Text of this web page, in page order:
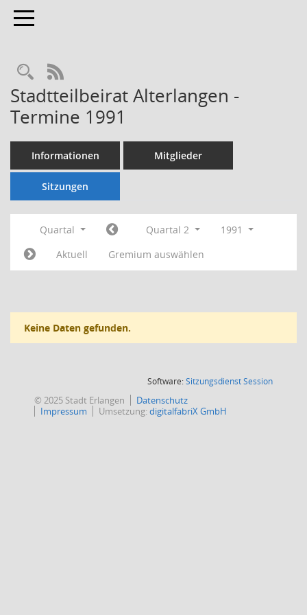
Toggle navigation
Rechercheauswahl
RSS-Feed
Stadtteilbeirat Alterlangen -
Termine 1991
Informationen Mitglieder
Sitzungen
Quartal Quartal 2
1991
Aktuell
Gremium auswählen
Keine Daten gefunden.
Software:SitzungsdienstSession(Wird in
© 2025 Stadt Erlangen
Datenschutz
Impressum
Umsetzung:digitalfabriX GmbH